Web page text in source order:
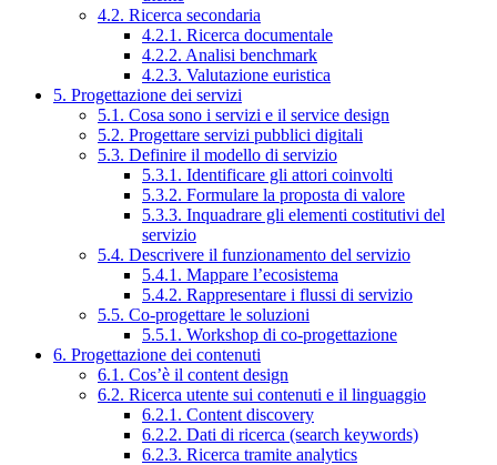
4.2. Ricerca secondaria
4.2.1. Ricerca documentale
4.2.2. Analisi benchmark
4.2.3. Valutazione euristica
5. Progettazione dei servizi
5.1. Cosa sono i servizi e il service design
5.2. Progettare servizi pubblici digitali
5.3. Definire il modello di servizio
5.3.1. Identificare gli attori coinvolti
5.3.2. Formulare la proposta di valore
5.3.3. Inquadrare gli elementi costitutivi del
servizio
5.4. Descrivere il funzionamento del servizio
5.4.1. Mappare l’ecosistema
5.4.2. Rappresentare i flussi di servizio
5.5. Co-progettare le soluzioni
5.5.1. Workshop di co-progettazione
6. Progettazione dei contenuti
6.1. Cos’è il content design
6.2. Ricerca utente sui contenuti e il linguaggio
6.2.1. Content discovery
6.2.2. Dati di ricerca (search keywords)
6.2.3. Ricerca tramite analytics